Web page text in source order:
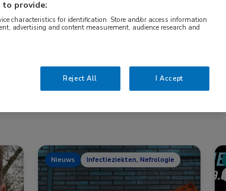
Nieuws Infectieziekten, Nefrologie
to provide:
characteristics for identification. Store and/or access information
advertising and content measurement, audience research and
Reject All I Accept